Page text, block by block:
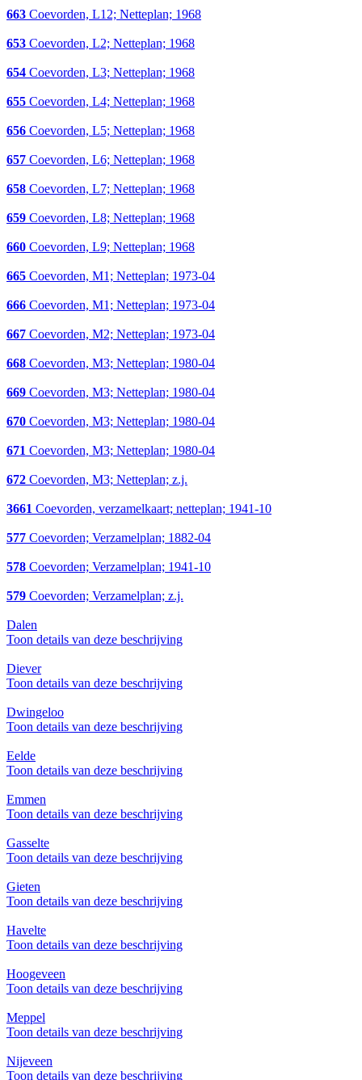
663 Coevorden, L12; Netteplan; 1968
653 Coevorden, L2; Netteplan; 1968
654 Coevorden, L3; Netteplan; 1968
655 Coevorden, L4; Netteplan; 1968
656 Coevorden, L5; Netteplan; 1968
657 Coevorden, L6; Netteplan; 1968
658 Coevorden, L7; Netteplan; 1968
659 Coevorden, L8; Netteplan; 1968
660 Coevorden, L9; Netteplan; 1968
665 Coevorden, M1; Netteplan; 1973-04
666 Coevorden, M1; Netteplan; 1973-04
667 Coevorden, M2; Netteplan; 1973-04
668 Coevorden, M3; Netteplan; 1980-04
669 Coevorden, M3; Netteplan; 1980-04
670 Coevorden, M3; Netteplan; 1980-04
671 Coevorden, M3; Netteplan; 1980-04
672 Coevorden, M3; Netteplan; z.j.
3661 Coevorden, verzamelkaart; netteplan; 1941-10
577 Coevorden; Verzamelplan; 1882-04
578 Coevorden; Verzamelplan; 1941-10
579 Coevorden; Verzamelplan; z.j.
Dalen
Toon details van deze beschrijving
Diever
Toon details van deze beschrijving
Dwingeloo
Toon details van deze beschrijving
Eelde
Toon details van deze beschrijving
Emmen
Toon details van deze beschrijving
Gasselte
Toon details van deze beschrijving
Gieten
Toon details van deze beschrijving
Havelte
Toon details van deze beschrijving
Hoogeveen
Toon details van deze beschrijving
Meppel
Toon details van deze beschrijving
Nijeveen
Toon details van deze beschrijving